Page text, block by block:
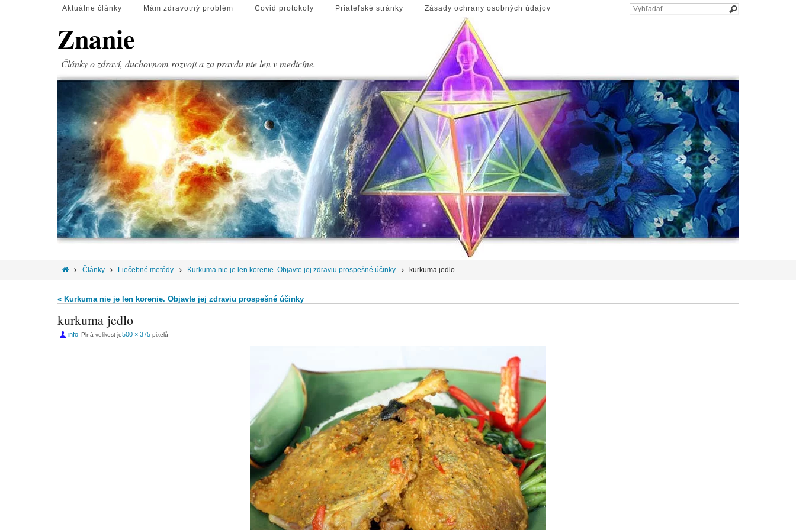
Aktuálne články Mám zdravotný problém Covid protokoly Priateľské stránky Zásady ochrany osobných údajov
Znanie
Články o zdraví, duchovnom rozvoji a za pravdu nie len v medicíne.
Články Liečebné metódy Kurkuma nie je len korenie. Objavte jej zdraviu prospešné účinky kurkuma jedlo
« Kurkuma nie je len korenie. Objavte jej zdraviu prospešné účinky
kurkuma jedlo
info Plná velikost je500 × 375 pixelů